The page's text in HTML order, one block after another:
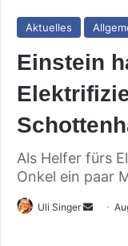
Aktuelles
Einstein
Als Helfer fürs
Onkel ein paar
Uli Singer
Sende